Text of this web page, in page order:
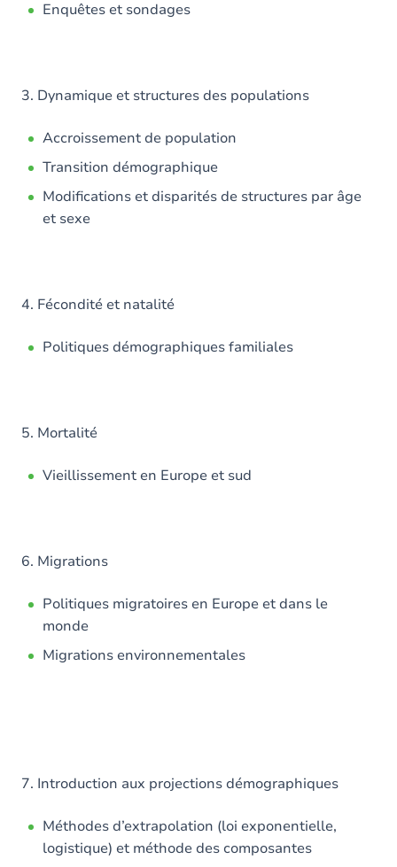
Enquêtes et sondages
3. Dynamique et structures des populations
Accroissement de population
Transition démographique
Modifications et disparités de structures par âge
et sexe
4. Fécondité et natalité
Politiques démographiques familiales
5. Mortalité
Vieillissement en Europe et sud
6. Migrations
Politiques migratoires en Europe et dans le
monde
Migrations environnementales
7. Introduction aux projections démographiques
Méthodes d’extrapolation (loi exponentielle,
logistique) et méthode des composantes